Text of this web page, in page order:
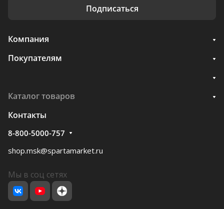
Подписаться
Компания
Покупателям
Каталог товаров
Контакты
8-800-5000-757
shop.msk@spartamarket.ru
Мы в соц сетях